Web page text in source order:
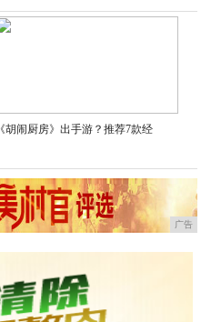
《胡闹厨房》出手游？推荐7款经
广告